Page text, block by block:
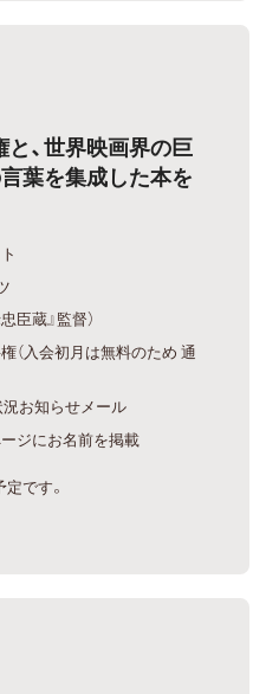
、世界映画界の巨
葉を集成した本を
臣蔵』監督）
（入会初月は無料のため 通
お知らせメール
ジにお名前を掲載
です。